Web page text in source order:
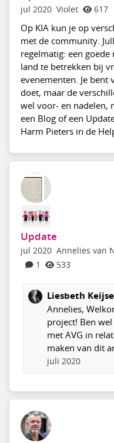
jul 2020 Violet 617
Op KIA kun je op
met de community.
regelmatig: een goede
land te betrekken bij
evenementen. Je bent
doet, maar de
wel voor- en nadelen,
een Blog of een
Harm Pieters in de
Update
jul 2020 Annelies van
1
533
Liesbeth
Annelies,
project! Ben
met AVG in
maken van dit
juli 2020